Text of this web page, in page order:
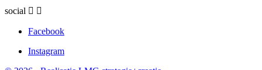
social  
Facebook
Instagram